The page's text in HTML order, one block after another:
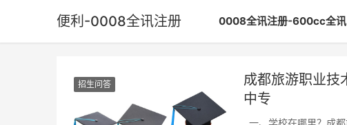
便利-0008全讯注册 0008全讯注册-600cc全
招生问答
成都旅游职业技
中专